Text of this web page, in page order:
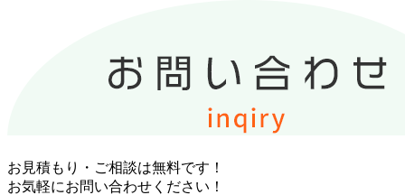
お見積もり・ご相談は無料です！
お気軽にお問い合わせください！